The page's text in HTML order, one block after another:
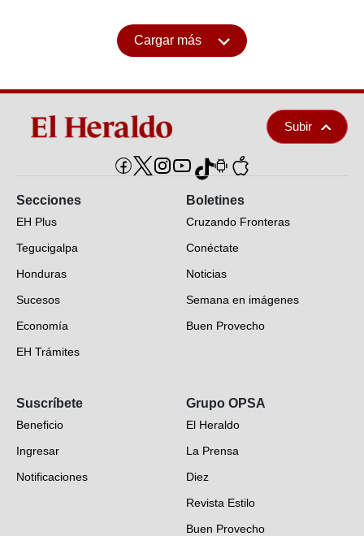
Cargar más
Subir
Secciones
EH Plus
Tegucigalpa
Honduras
Sucesos
Economía
EH Trámites
EH Verifica
Fotogalerías
Deportes
Videos
Boletines
Cruzando Fronteras
Conéctate
Noticias
Semana en imágenes
Buen Provecho
Suscríbete
Beneficio
Ingresar
Notificaciones
Grupo OPSA
El Heraldo
La Prensa
Diez
Revista Estilo
Buen Provecho